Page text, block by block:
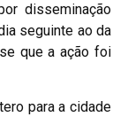
disseminação
seguinte ao da
que a ação foi
para a cidade